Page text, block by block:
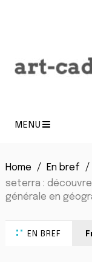
MENU
Home
En bref
seterra :
générale en
EN BREF